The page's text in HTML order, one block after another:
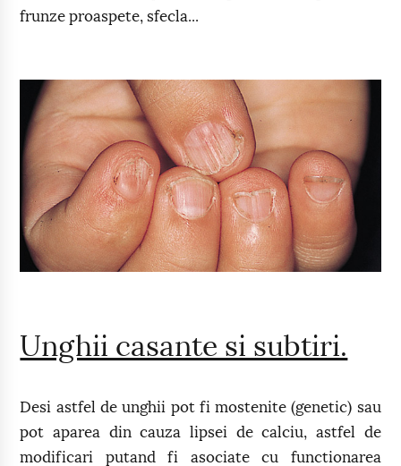
frunze proaspete, sfecla...
Unghii casante si subtiri.
Desi astfel de unghii pot fi mostenite (genetic) sau
pot aparea din cauza lipsei de calciu, astfel de
modificari putand fi asociate cu functionarea